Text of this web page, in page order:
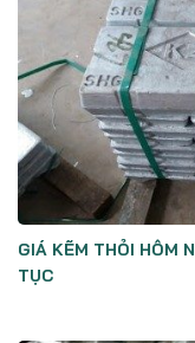
GIÁ KẼM THỎI HÔM
TỤC